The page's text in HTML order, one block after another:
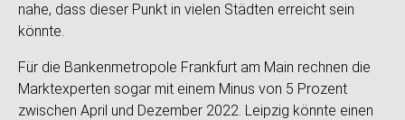
nahe, dass dieser Punkt in vielen Städten erreicht sein
könnte.
Für die Bankenmetropole Frankfurt am Main rechnen die
Marktexperten sogar mit einem Minus von 5 Prozent
zwischen April und Dezember 2022. Leipzig könnte einen